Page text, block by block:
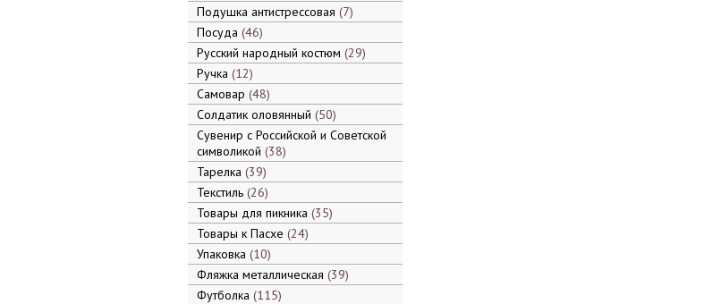
Подушка антистрессовая 7
Посуда 46
Русский народный костюм 29
Ручка 12
Самовар 48
Солдатик оловянный 50
Сувенир с Российской и Советской
символикой 38
Тарелка 39
Текстиль 26
Товары для пикника 35
Товары к Пасхе 24
Упаковка 10
Фляжка металлическая 39
Футболка 115